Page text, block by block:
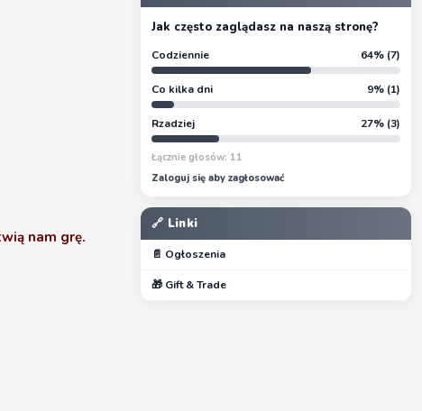
nam grę.
Jak często zaglądasz na naszą stronę?
Codziennie 64% (7)
Co kilka dni 9% (1)
Rzadziej 27% (3)
Łącznie głosów: 11
Zaloguj się aby zagłosować
🔗 Linki
📄 Ogłoszenia
🎁 Gift & Trade